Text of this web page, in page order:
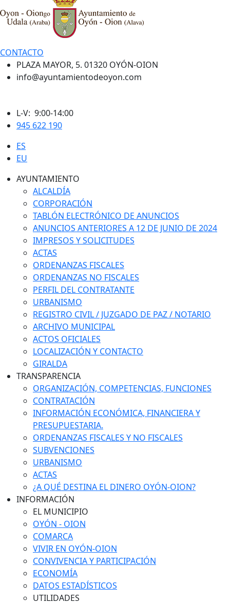
CONTACTO
PLAZA MAYOR, 5. 01320 OYÓN-OION
info@ayuntamientodeoyon.com
L-V: 9:00-14:00
945 622 190
ES
EU
AYUNTAMIENTO
ALCALDÍA
CORPORACIÓN
TABLÓN ELECTRÓNICO DE ANUNCIOS
ANUNCIOS ANTERIORES A 12 DE JUNIO DE 2024
IMPRESOS Y SOLICITUDES
ACTAS
ORDENANZAS FISCALES
ORDENANZAS NO FISCALES
PERFIL DEL CONTRATANTE
URBANISMO
REGISTRO CIVIL / JUZGADO DE PAZ / NOTARIO
ARCHIVO MUNICIPAL
ACTOS OFICIALES
LOCALIZACIÓN Y CONTACTO
GIRALDA
TRANSPARENCIA
ORGANIZACIÓN, COMPETENCIAS, FUNCIONES
CONTRATACIÓN
INFORMACIÓN ECONÓMICA, FINANCIERA Y
PRESUPUESTARIA.
ORDENANZAS FISCALES Y NO FISCALES
SUBVENCIONES
URBANISMO
ACTAS
¿A QUÉ DESTINA EL DINERO OYÓN-OION?
INFORMACIÓN
EL MUNICIPIO
OYÓN - OION
COMARCA
VIVIR EN OYÓN-OION
CONVIVENCIA Y PARTICIPACIÓN
ECONOMÍA
DATOS ESTADÍSTICOS
UTILIDADES